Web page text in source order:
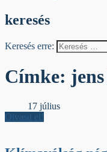
keresés
Keresés erre:
Címke:
17 július
Olvasd el!